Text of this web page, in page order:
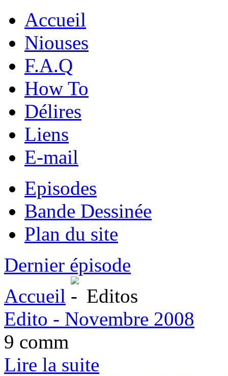
Accueil
Niouses
F.A.Q
How To
Délires
Liens
E-mail
Episodes
Bande Dessinée
Plan du site
Dernier épisode
Accueil
Editos
Edito - Novembre 2008
9 comm
Lire la suite